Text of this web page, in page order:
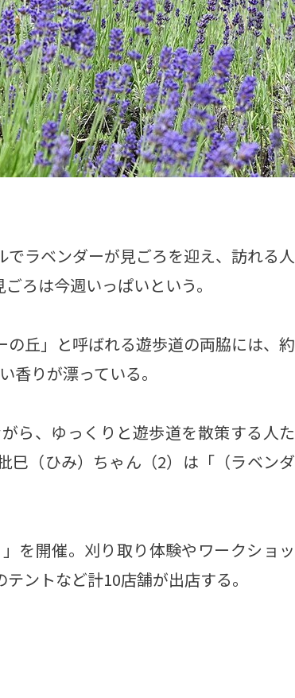
ラベンダーが見ごろを迎え、訪れる人
ろは今週いっぱいという。
丘」と呼ばれる遊歩道の両脇には、約
香りが漂っている。
ら、ゆっくりと遊歩道を散策する人た
巳（ひみ）ちゃん（2）は「（ラベンダ
を開催。刈り取り体験やワークショッ
ントなど計10店舗が出店する。